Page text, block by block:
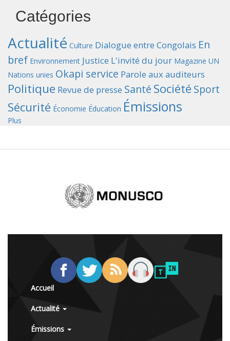
Catégories
Actualité Culture Dialogue entre Congolais En
bref Environnement Justice L'invité du jour Magazine UN
Nations unies Okapi service Parole aux auditeurs
Politique Revue de presse Santé Société Sport
Sécurité Économie Éducation Émissions
Plus
Accueil
Actualité
Émissions